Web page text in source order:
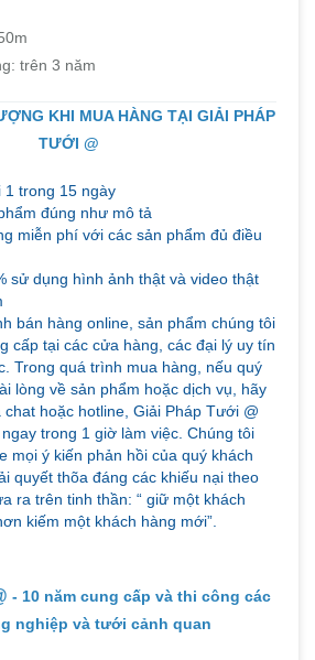
trên 3 năm
KHI MUA HÀNG TẠI GIẢI PHÁP
TƯỚI @
1 trong 15 ngày
đúng như mô tả
miễn phí với các sản phẩm đủ điều
sử dụng hình ảnh thật và video thật
bán hàng online, sản phẩm chúng tôi
cấp tại các cửa hàng, các đại lý uy tín
Trong quá trình mua hàng, nếu quý
lòng về sản phẩm hoặc dịch vụ, hãy
chat hoặc hotline, Giải Pháp Tưới @
trong 1 giờ làm việc. Chúng tôi
mọi ý kiến phản hồi của quý khách
quyết thõa đáng các khiếu nại theo
ra trên tinh thần: “ giữ một khách
kiếm một khách hàng mới”.
- 10 năm cung cấp và thi công các
nghiệp và tưới cảnh quan